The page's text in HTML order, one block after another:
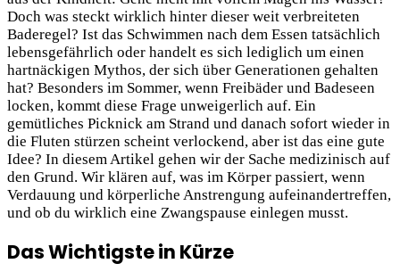
Doch was steckt wirklich hinter dieser weit verbreiteten
Baderegel? Ist das Schwimmen nach dem Essen tatsächlich
lebensgefährlich oder handelt es sich lediglich um einen
hartnäckigen Mythos, der sich über Generationen gehalten
hat? Besonders im Sommer, wenn Freibäder und Badeseen
locken, kommt diese Frage unweigerlich auf. Ein
gemütliches Picknick am Strand und danach sofort wieder in
die Fluten stürzen scheint verlockend, aber ist das eine gute
Idee? In diesem Artikel gehen wir der Sache medizinisch auf
den Grund. Wir klären auf, was im Körper passiert, wenn
Verdauung und körperliche Anstrengung aufeinandertreffen,
und ob du wirklich eine Zwangspause einlegen musst.
Das Wichtigste in Kürze